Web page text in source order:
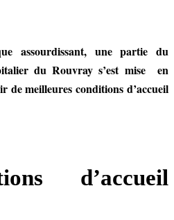
assourdissant, une partie du
du Rouvray s’est mise en
de meilleures conditions d’accueil
d’accueil